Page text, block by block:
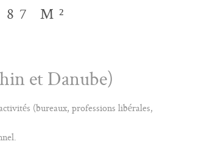
M²
et Danube)
(bureaux, professions libérales,